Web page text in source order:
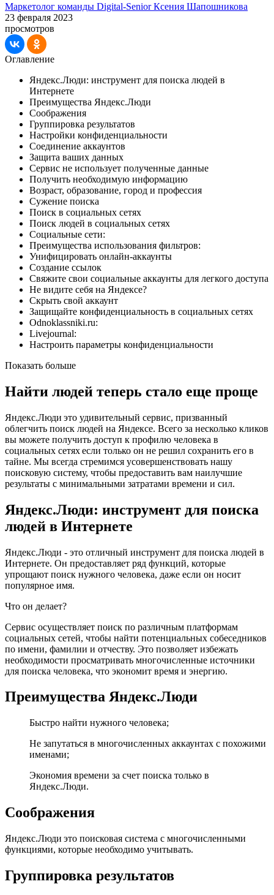
Маркетолог команды Digital-Senior Ксения Шапошникова
23 февраля 2023
просмотров
Оглавление
Яндекс.Люди: инструмент для поиска людей в
Интернете
Преимущества Яндекс.Люди
Соображения
Группировка результатов
Настройки конфиденциальности
Соединение аккаунтов
Защита ваших данных
Сервис не использует полученные данные
Получить необходимую информацию
Возраст, образование, город и профессия
Сужение поиска
Поиск в социальных сетях
Поиск людей в социальных сетях
Социальные сети:
Преимущества использования фильтров:
Унифицировать онлайн-аккаунты
Создание ссылок
Свяжите свои социальные аккаунты для легкого доступа
Не видите себя на Яндексе?
Скрыть свой аккаунт
Защищайте конфиденциальность в социальных сетях
Odnoklassniki.ru:
Livejournal:
Настроить параметры конфиденциальности
Показать больше
Найти людей теперь стало еще проще
Яндекс.Люди это удивительный сервис, призванный
облегчить поиск людей на Яндексе. Всего за несколько кликов
вы можете получить доступ к профилю человека в
социальных сетях если только он не решил сохранить его в
тайне. Мы всегда стремимся усовершенствовать нашу
поисковую систему, чтобы предоставить вам наилучшие
результаты с минимальными затратами времени и сил.
Яндекс.Люди: инструмент для поиска
людей в Интернете
Яндекс.Люди - это отличный инструмент для поиска людей в
Интернете. Он предоставляет ряд функций, которые
упрощают поиск нужного человека, даже если он носит
популярное имя.
Что он делает?
Сервис осуществляет поиск по различным платформам
социальных сетей, чтобы найти потенциальных собеседников
по имени, фамилии и отчеству. Это позволяет избежать
необходимости просматривать многочисленные источники
для поиска человека, что экономит время и энергию.
Преимущества Яндекс.Люди
Быстро найти нужного человека;
Не запутаться в многочисленных аккаунтах с похожими
именами;
Экономия времени за счет поиска только в
Яндекс.Люди.
Соображения
Яндекс.Люди это поисковая система с многочисленными
функциями, которые необходимо учитывать.
Группировка результатов